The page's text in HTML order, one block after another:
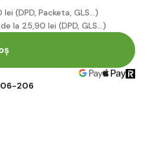
lei (DPD, Packeta, GLS...)
de la 25,90 lei (DPD, GLS...)
206